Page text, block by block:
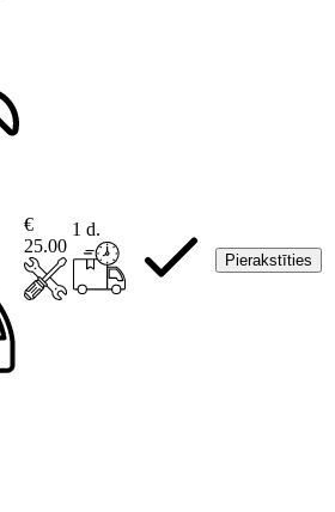
€
25.00
1 d.
Pierakstīties